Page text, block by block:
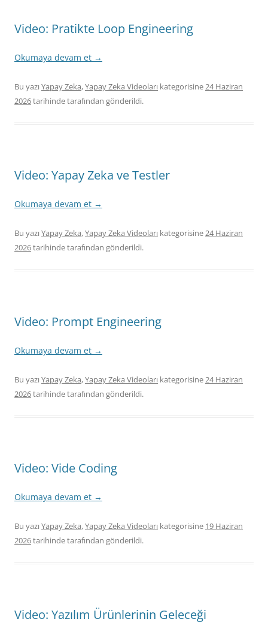
Video: Pratikte Loop Engineering
Okumaya devam et →
Bu yazıYapay Zeka,Yapay Zeka Videoları kategorisine24 Haziran
2026tarihindetarafından gönderildi.
Video: Yapay Zeka ve Testler
Okumaya devam et →
Bu yazıYapay Zeka,Yapay Zeka Videoları kategorisine24 Haziran
2026tarihindetarafından gönderildi.
Video: Prompt Engineering
Okumaya devam et →
Bu yazıYapay Zeka,Yapay Zeka Videoları kategorisine24 Haziran
2026tarihindetarafından gönderildi.
Video: Vide Coding
Okumaya devam et →
Bu yazıYapay Zeka,Yapay Zeka Videoları kategorisine 19 Haziran
2026tarihindetarafından gönderildi.
Video: Yazılım Ürünlerinin Geleceği